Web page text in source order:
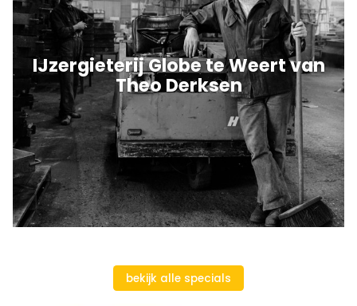
IJzergieterij Globe te Weert van
Theo Derksen
bekijk alle specials